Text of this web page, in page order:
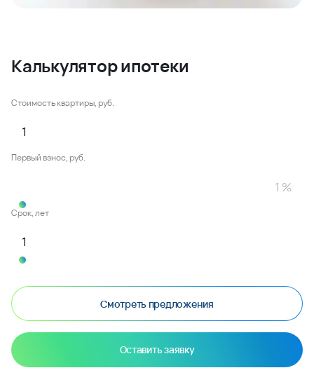
Калькулятор ипотеки
Стоимость квартиры, руб.
Первый взнос, руб.
Срок, лет
Смотреть предложения
Оставить заявку